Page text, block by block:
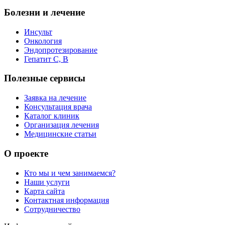
Болезни и лечение
Инсульт
Онкология
Эндопротезирование
Гепатит C, B
Полезные сервисы
Заявка на лечение
Консультация врача
Каталог клиник
Организация лечения
Медицинские статьи
О проекте
Кто мы и чем занимаемся?
Наши услуги
Карта сайта
Контактная информация
Сотрудничество